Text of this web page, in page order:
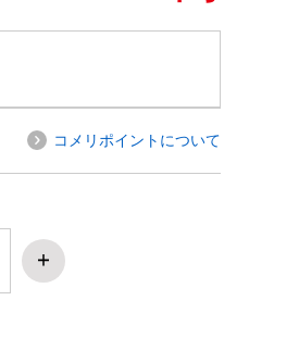
コメリポイントについて